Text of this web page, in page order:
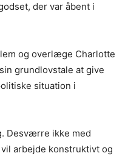
der var åbent i
og overlæge Charlotte
grundlovstale at give
situation i
Desværre ikke med
arbejde konstruktivt og